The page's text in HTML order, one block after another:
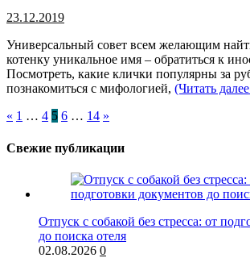
23.12.2019
Универсальный совет всем желающим
котенку уникальное имя – обратиться к
Посмотреть, какие клички популярны за
познакомиться с мифологией, (Читать
« 1 … 4 5 6 … 14 »
Свежие публикации
Отпуск с собакой без стресса: от
до поиска отеля
02.08.2026 0